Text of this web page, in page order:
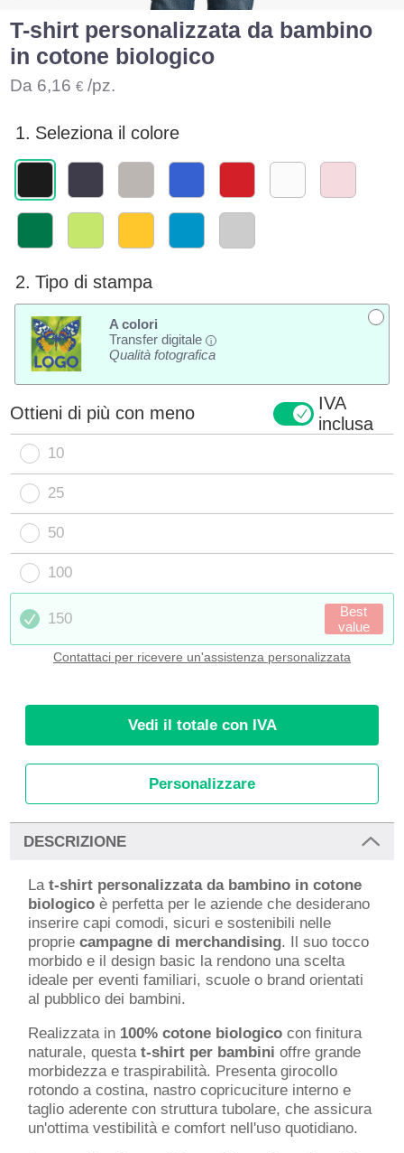
T-shirt personalizzata da bambino
in cotone biologico
Da 6,16 € /pz.
1. Seleziona il colore
2. Tipo di stampa
A colori
Transfer digitale
i
Qualità fotografica
Ottieni di più con meno
IVA
inclusa
10
25
50
100
150
Best
value
Contattaci per ricevere un'assistenza personalizzata
Vedi il totale con IVA
Personalizzare
DESCRIZIONE
Lat-shirt personalizzata da bambino in cotone
biologicoè perfetta per le aziende che desiderano
inserire capi comodi, sicuri e sostenibili nelle
propriecampagne di merchandising. Il suo tocco
morbido e il design basic la rendono una scelta
ideale per eventi familiari, scuole o brand orientati
al pubblico dei bambini.
Realizzata in 100% cotone biologico con finitura
naturale, questat-shirt per bambini offre grande
morbidezza e traspirabilità. Presenta girocollo
rotondo a costina, nastro copricuciture interno e
taglio aderente con struttura tubolare, che assicura
un'ottima vestibilità e comfort nell'uso quotidiano.